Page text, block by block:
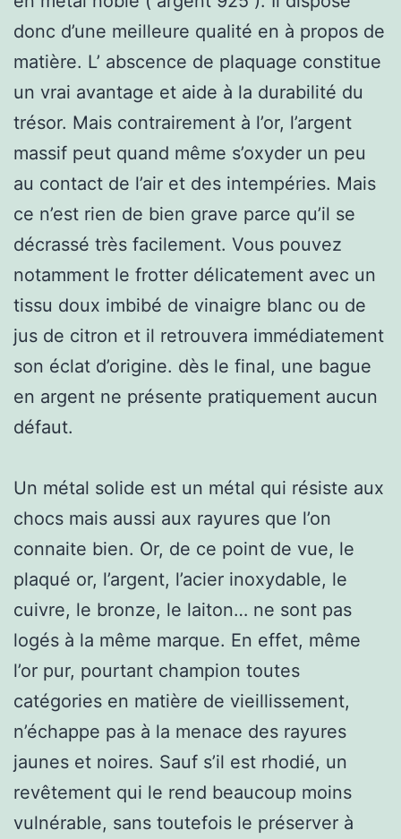
donc d’une meilleure qualité en à propos de
matière. L’ abscence de plaquage constitue
un vrai avantage et aide à la durabilité du
trésor. Mais contrairement à l’or, l’argent
massif peut quand même s’oxyder un peu
au contact de l’air et des intempéries. Mais
ce n’est rien de bien grave parce qu’il se
décrassé très facilement. Vous pouvez
notamment le frotter délicatement avec un
tissu doux imbibé de vinaigre blanc ou de
jus de citron et il retrouvera immédiatement
son éclat d’origine. dès le final, une bague
en argent ne présente pratiquement aucun
défaut.
Un métal solide est un métal qui résiste aux
chocs mais aussi aux rayures que l’on
connaite bien. Or, de ce point de vue, le
plaqué or, l’argent, l’acier inoxydable, le
cuivre, le bronze, le laiton… ne sont pas
logés à la même marque. En effet, même
l’or pur, pourtant champion toutes
catégories en matière de vieillissement,
n’échappe pas à la menace des rayures
jaunes et noires. Sauf s’il est rhodié, un
revêtement qui le rend beaucoup moins
vulnérable, sans toutefois le préserver à